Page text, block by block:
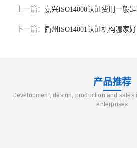
上一篇： 嘉兴ISO14000认证费用一般
下一篇： 衢州ISO14001认证机构哪家好
产品推荐
Development, design, production and sales
enterprises